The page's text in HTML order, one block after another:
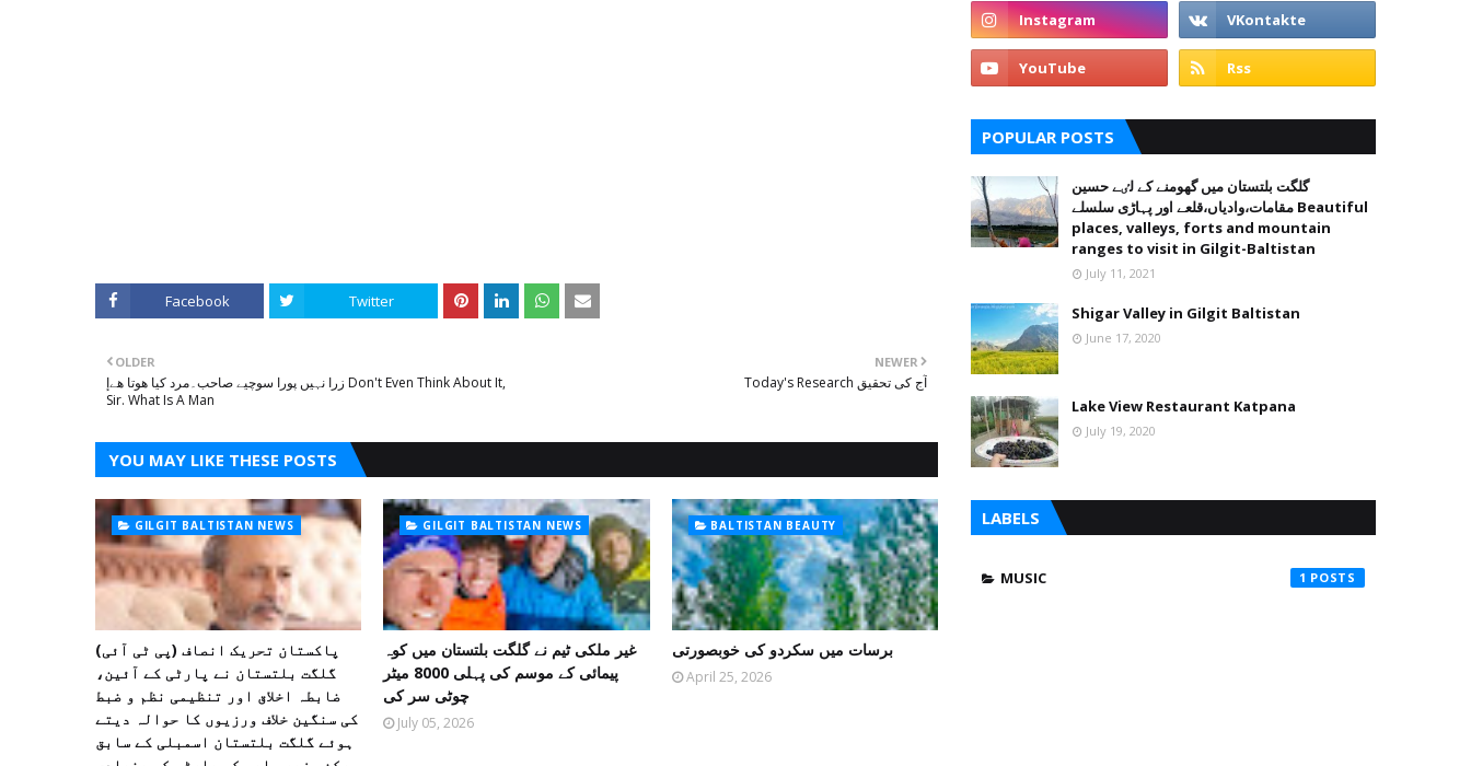
Facebook Twitter
NEWER
Today's Research آج کی تحقیق
OLDER
زرا نہیں پورا سوچیے صاحب۔مرد کیا ھوتا ھےإ Don't Even Think About It,
Sir. What Is A Man
YOU MAY LIKE THESE POSTS
GILGIT BALTISTAN NEWS
پاکستان تحریک انصاف (پی ٹی آئی)
گلگت بلتستان نے پارٹی کے آئین،
ضابطہ اخلاق اور تنظیمی نظم و ضبط
کی سنگین خلاف ورزیوں کا حوالہ دیتے
ہوئے گلگت بلتستان اسمبلی کے سابق
GILGIT BALTISTAN NEWS
غیر ملکی ٹیم نے گلگت بلتستان میں کوہ
پیمائی کے موسم کی پہلی 8000 میٹر
چوٹی سر کی
July 05, 2026
BALTISTAN BEAUTY
برسات میں سکردو کی خوبصورتی
April 25, 2026
POPULAR POSTS
گلگت بلتستان میں گھومنے کے لٸے حسین
مقامات،وادیاں،قلعے اور پہاڑی سلسلے Beautiful
places, valleys, forts and mountain
ranges to visit in Gilgit-Baltistan
July 11, 2021
Shigar Valley in Gilgit Baltistan
June 17, 2020
Lake View Restaurant Katpana
July 19, 2020
LABELS
MUSIC 1